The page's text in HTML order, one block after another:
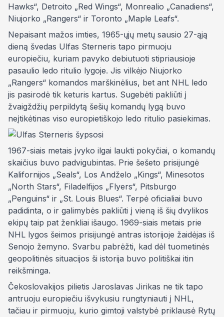
Hawks“, Detroito „Red Wings“, Monrealio „Canadiens“,
Niujorko „Rangers“ ir Toronto „Maple Leafs“.
Nepaisant mažos imties, 1965-ųjų metų sausio 27-ąją
dieną švedas Ulfas Sterneris tapo pirmuoju
europiečiu, kuriam pavyko debiutuoti stipriausioje
pasaulio ledo ritulio lygoje. Jis vilkėjo Niujorko
„Rangers“ komandos marškinėlius, bet ant NHL ledo
jis pasirodė tik keturis kartus. Sugebėti pakliūti į
žvaigždžių perpildytą šešių komandų lygą buvo
neįtikėtinas viso europietiškojo ledo ritulio pasiekimas.
1967-siais metais įvyko ilgai laukti pokyčiai, o komandų
skaičius buvo padvigubintas. Prie šešeto prisijungė
Kalifornijos „Seals“, Los Andželo „Kings“, Minesotos
„North Stars“, Filadelfijos „Flyers“, Pitsburgo
„Penguins“ ir „St. Louis Blues“. Terpė oficialiai buvo
padidinta, o ir galimybės pakliūti į vieną iš šių dvylikos
ekipų taip pat ženkliai išaugo. 1969-siais metais prie
NHL lygos šeimos prisijungė antras istorijoje žaidėjas iš
Senojo žemyno. Svarbu pabrėžti, kad dėl tuometinės
geopolitinės situacijos ši istorija buvo politiškai itin
reikšminga.
Čekoslovakijos pilietis Jaroslavas Jirikas ne tik tapo
antruoju europiečiu išvykusiu rungtyniauti į NHL,
tačiau ir pirmuoju, kurio gimtoji valstybė priklausė Rytų